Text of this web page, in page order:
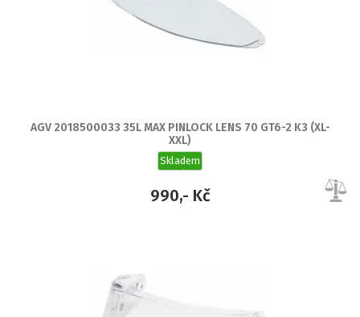
AGV 2018500033 35L MAX PINLOCK LENS 70 GT6-2 K3 (XL-
XXL)
Skladem
990,- Kč